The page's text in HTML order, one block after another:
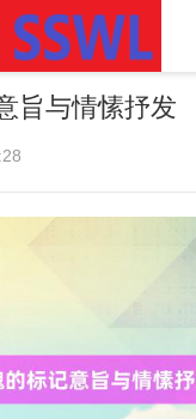
旨与情愫抒发